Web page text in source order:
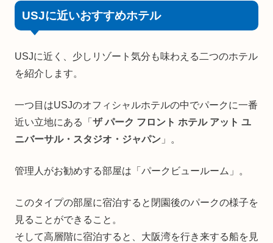
USJに近いおすすめホテル
USJに近く、少しリゾート気分も味わえる二つのホテル
を紹介します。
一つ目はUSJのオフィシャルホテルの中でパークに一番
近い立地にある「 ザ パーク フロント ホテル アット ユ
ニバーサル・スタジオ・ジャパン 」。
管理人がお勧めする部屋は「パークビュールーム」。
このタイプの部屋に宿泊すると閉園後のパークの様子を
見ることができること。
そして高層階に宿泊すると、大阪湾を行き来する船を見